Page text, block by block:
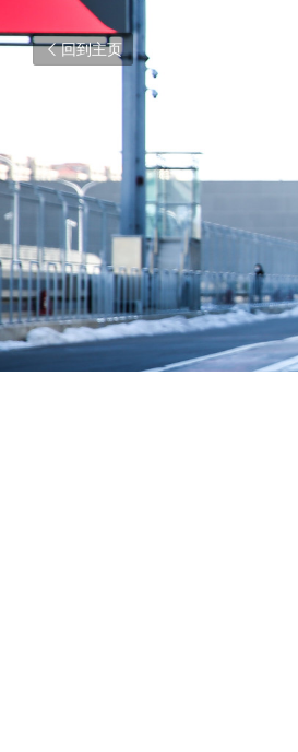
回到主页